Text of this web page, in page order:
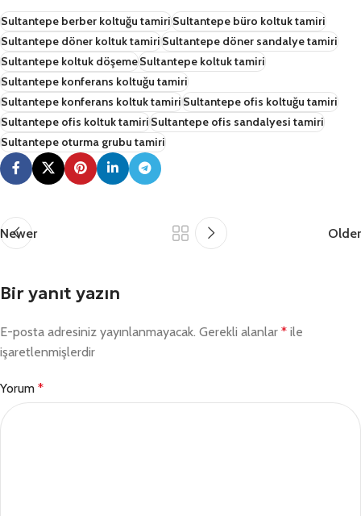
Sultantepe berber koltuğu tamiriSultantepe büro koltuk tamiri
Sultantepe döner koltuk tamiriSultantepe döner sandalye tamiri
Sultantepe koltuk döşemeSultantepe koltuk tamiri
Sultantepe konferans koltuğu tamiri
Sultantepe konferans koltuk tamiriSultantepe ofis koltuğu tamiri
Sultantepe ofis koltuk tamiriSultantepe ofis sandalyesi tamiri
Sultantepe oturma grubu tamiri
Newer Older
Bir yanıt yazın
E-posta adresiniz yayınlanmayacak. Gerekli alanlar * ile
işaretlenmişlerdir
Yorum *